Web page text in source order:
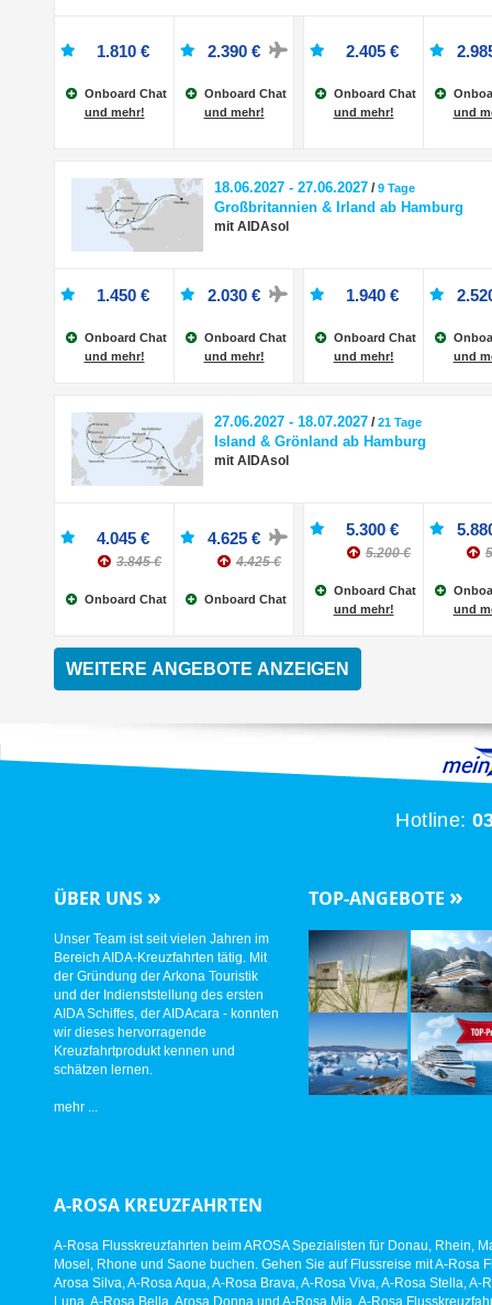
1.810 €
Onboard Chat
und mehr!
2.390 €
Onboard Chat
und mehr!
2.405 €
Onboard Chat
und mehr!
und
18.06.2027 - 27.06.2027 /9 Tage
Großbritannien & Irland ab Hamburg
mit AIDAsol
1.450 €
Onboard Chat
und mehr!
2.030 €
Onboard Chat
und mehr!
1.940 €
Onboard Chat
und mehr!
und
27.06.2027 - 18.07.2027 /21 Tage
Island & Grönland ab Hamburg
mit AIDAsol
4.045 €
3.845 €
Onboard Chat
4.625 €
4.425 €
Onboard Chat
5.300 €
5.200 €
Onboard Chat
und mehr!
und
Hotline:
ÜBER UNS »
Unser Team ist seit vielen Jahren im
Bereich AIDA-Kreuzfahrten tätig. Mit
der Gründung der Arkona Touristik
und der Indienststellung des ersten
AIDA Schiffes, der AIDAcara - konnten
wir dieses hervorragende
Kreuzfahrtprodukt kennen und
schätzen lernen.
mehr ...
TOP-ANGEBOTE »
A-ROSA KREUZFAHRTEN
A-Rosa Flusskreuzfahrten beim AROSA Spezialisten für Donau, Rhein,
Mosel, Rhone und Saone buchen. Gehen Sie auf Flussreise mit A-Rosa
Arosa Silva, A-Rosa Aqua, A-Rosa Brava, A-Rosa Viva, A-Rosa Stella, A-
Luna, A-Rosa Bella, Arosa Donna und A-Rosa Mia. A-Rosa